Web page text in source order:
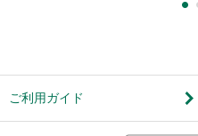
ご利用ガイド